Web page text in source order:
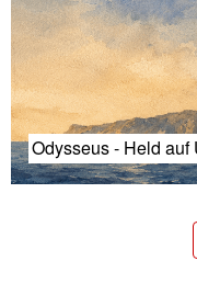
Odysseus - Held auf